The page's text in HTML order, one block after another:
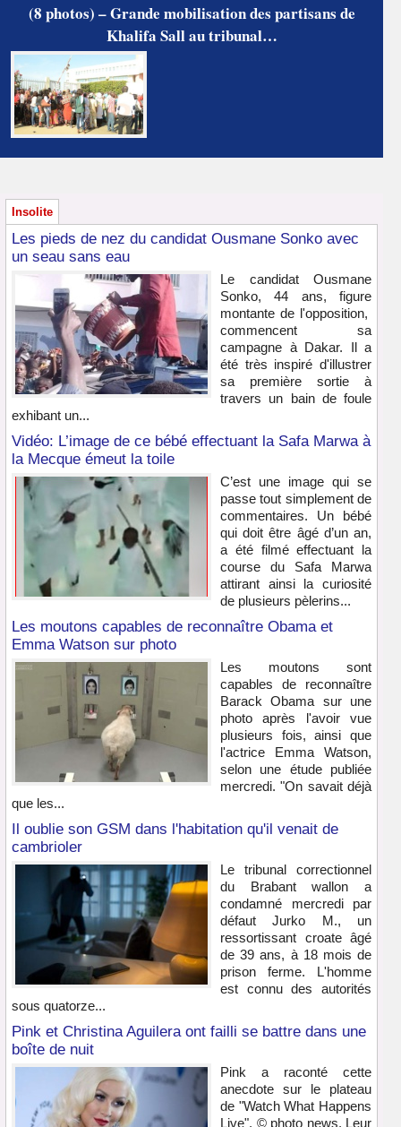
(8 photos) – Grande mobilisation des partisans de
Khalifa Sall au tribunal…
Insolite
Les pieds de nez du candidat Ousmane Sonko avec
un seau sans eau
Le candidat Ousmane
Sonko, 44 ans, figure
montante de l'opposition,
commencent sa
campagne à Dakar. Il a
été très inspiré d'illustrer
sa première sortie à
travers un bain de foule
exhibant un...
Vidéo: L’image de ce bébé effectuant la Safa Marwa à
la Mecque émeut la toile
C’est une image qui se
passe tout simplement de
commentaires. Un bébé
qui doit être âgé d’un an,
a été filmé effectuant la
course du Safa Marwa
attirant ainsi la curiosité
de plusieurs pèlerins...
Les moutons capables de reconnaître Obama et
Emma Watson sur photo
Les moutons sont
capables de reconnaître
Barack Obama sur une
photo après l'avoir vue
plusieurs fois, ainsi que
l'actrice Emma Watson,
selon une étude publiée
mercredi. "On savait déjà
que les...
Il oublie son GSM dans l'habitation qu'il venait de
cambrioler
Le tribunal correctionnel
du Brabant wallon a
condamné mercredi par
défaut Jurko M., un
ressortissant croate âgé
de 39 ans, à 18 mois de
prison ferme. L'homme
est connu des autorités
sous quatorze...
Pink et Christina Aguilera ont failli se battre dans une
boîte de nuit
Pink a raconté cette
anecdote sur le plateau
de "Watch What Happens
Live". © photo news. Leur